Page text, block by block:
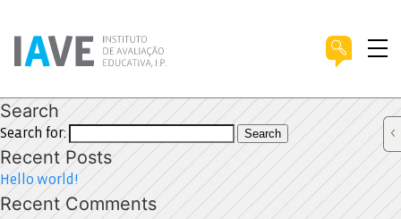
Search
Search for: Search
Recent Posts
Hello world!
Recent Comments